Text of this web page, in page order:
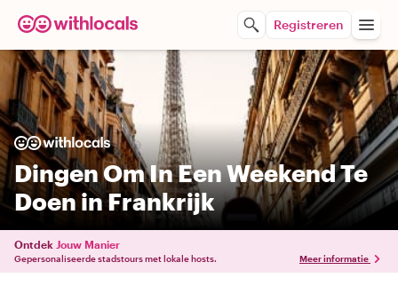
Registreren
Dingen Om In Een Weekend Te
Doen in Frankrijk
Ontdek Jouw Manier
Gepersonaliseerde stadstours met lokale hosts. Meer informatie